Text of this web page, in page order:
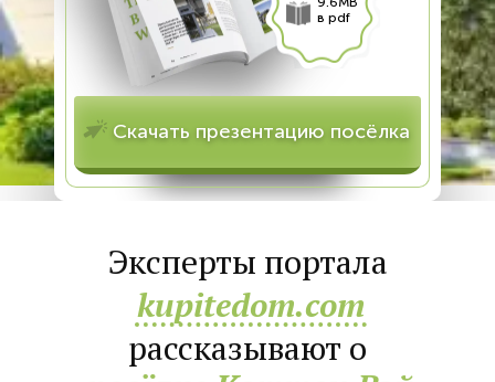
в pdf
Скачать презентацию посёлка
Эксперты портала
kupitedom.com
рассказывают о